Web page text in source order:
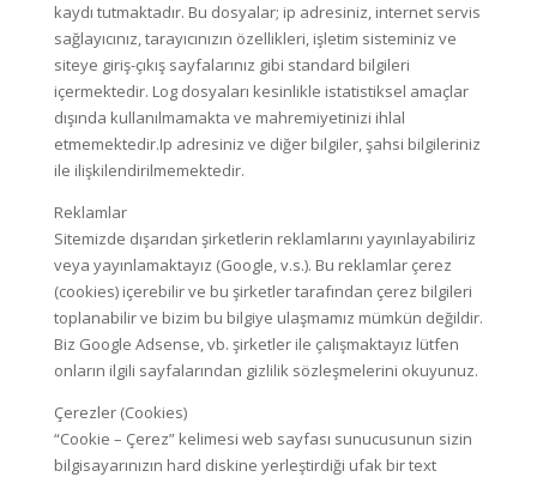
kaydı tutmaktadır. Bu dosyalar; ip adresiniz, internet servis
sağlayıcınız, tarayıcınızın özellikleri, işletim sisteminiz ve
siteye giriş-çıkış sayfalarınız gibi standard bilgileri
içermektedir. Log dosyaları kesinlikle istatistiksel amaçlar
dışında kullanılmamakta ve mahremiyetinizi ihlal
etmemektedir.Ip adresiniz ve diğer bilgiler, şahsi bilgileriniz
ile ilişkilendirilmemektedir.
Reklamlar
Sitemizde dışarıdan şirketlerin reklamlarını yayınlayabiliriz
veya yayınlamaktayız (Google, v.s.). Bu reklamlar çerez
(cookies) içerebilir ve bu şirketler tarafından çerez bilgileri
toplanabilir ve bizim bu bilgiye ulaşmamız mümkün değildir.
Biz Google Adsense, vb. şirketler ile çalışmaktayız lütfen
onların ilgili sayfalarından gizlilik sözleşmelerini okuyunuz.
Çerezler (Cookies)
“Cookie – Çerez” kelimesi web sayfası sunucusunun sizin
bilgisayarınızın hard diskine yerleştirdiği ufak bir text